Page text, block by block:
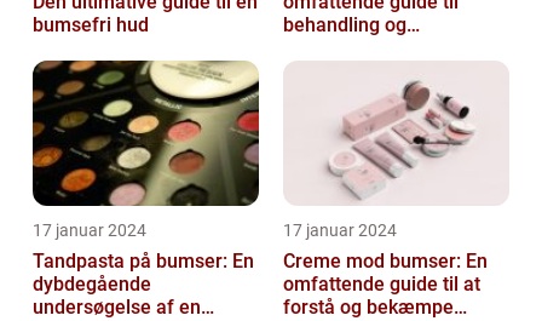
bumsefri hud
behandling og
17 januar 2024
Tandpasta på bumser: En
dybdegående
undersøgelse af en
17 januar 2024
Creme mod bumser: En
omfattende guide til at
forstå og bekæmpe